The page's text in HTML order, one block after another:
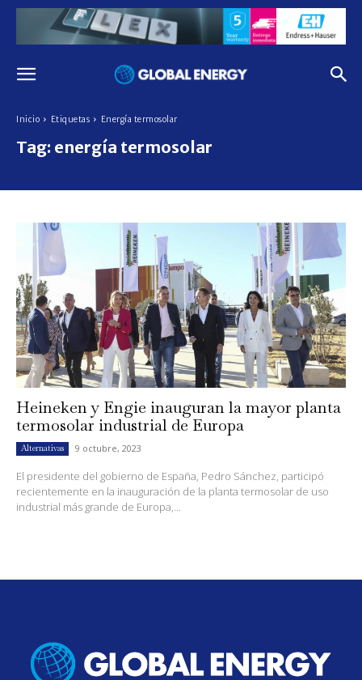
Inicio Etiquetas Energía termosolar
Tag: energía termosolar
Heineken y Engie inauguran la mayor planta
termosolar industrial de Europa
Alternativas 9 octubre, 2023
El presidente del gobierno de España, Pedro Sánchez, participó
recientemente en la inauguración de la planta termosolar de uso
industrial más grande de Europa,...